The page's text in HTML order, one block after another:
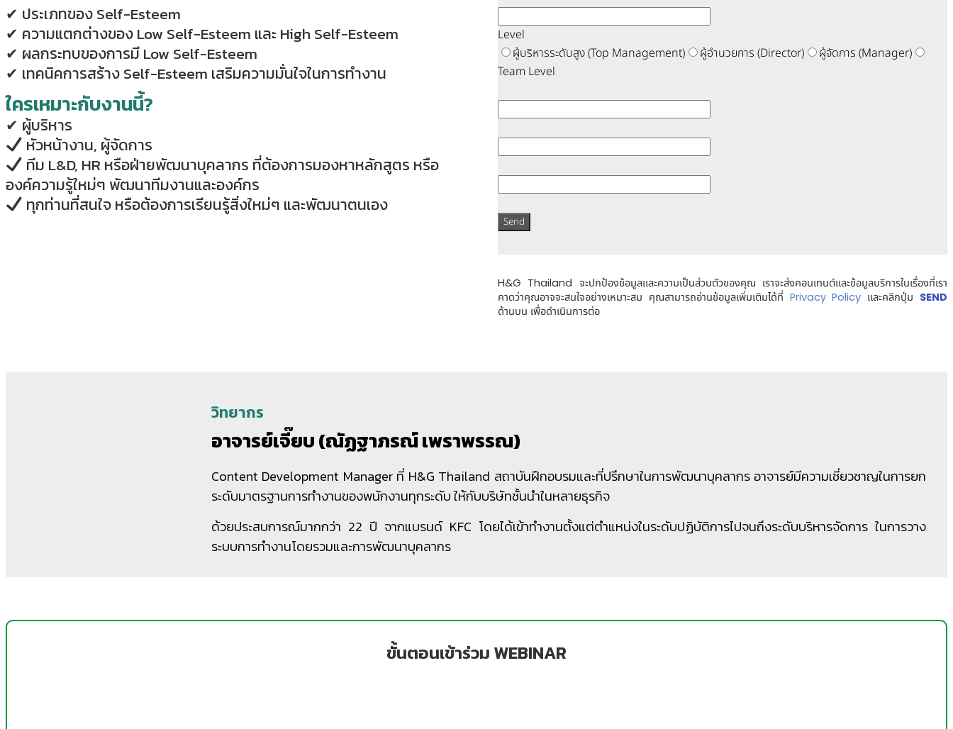
✔ ประเภทของ Self-Esteem
✔ ความแตกต่างของ Low Self-Esteem และ High Self-Esteem
✔ ผลกระทบของการมี Low Self-Esteem
✔ เทคนิคการสร้าง Self-Esteem เสริมความมั่นใจในการทำงาน
ใครเหมาะกับงานนี้?
✔ ผู้บริหาร
หัวหน้างาน, ผู้จัดการ
ทีม L&D, HR หรือฝ่ายพัฒนาบุคลากร ที่ต้องการมองหาหลักสูตร หรือ
องค์ความรู้ใหม่ๆ พัฒนาทีมงานและองค์กร
ทุกท่านที่สนใจ หรือต้องการเรียนรู้สิ่งใหม่ๆ และพัฒนาตนเอง
Level
ผู้บริหารระดับสูง (Top Management)
ผู้อำนวยการ (Director)
ผู้จัดการ (Manager)
Team Level
H&G Thailand จะปกป้องข้อมูลและความเป็นส่วนตัวของคุณ เราจะส่งคอนเทนต์และข้อมูลบริการในเรื่องที่เรา
คาดว่าคุณอาจจะสนใจอย่างเหมาะสม คุณสามารถอ่านข้อมูลเพิ่มเติมได้ที่ Privacy Policy และคลิกปุ่ม SEND
ด้านบน เพื่อดำเนินการต่อ
วิทยากร
อาจารย์เจี๊ยบ (ณัฏฐาภรณ์ เพราพรรณ)
Content Development Manager ที่ H&G Thailand สถาบันฝึกอบรมและที่ปรึกษาในการพัฒนาบุคลากร อาจารย์มีความเชี่ยวชาญในการยก
ระดับมาตรฐานการทำงานของพนักงานทุกระดับ ให้กับบริษัทชั้นนำในหลายธุรกิจ
ด้วยประสบการณ์มากกว่า 22 ปี จากแบรนด์ KFC โดยได้เข้าทำงานตั้งแต่ตำแหน่งในระดับปฏิบัติการไปจนถึงระดับบริหารจัดการ ในการวาง
ระบบการทำงานโดยรวมและการพัฒนาบุคลากร
ขั้นตอนเข้าร่วม WEBINAR